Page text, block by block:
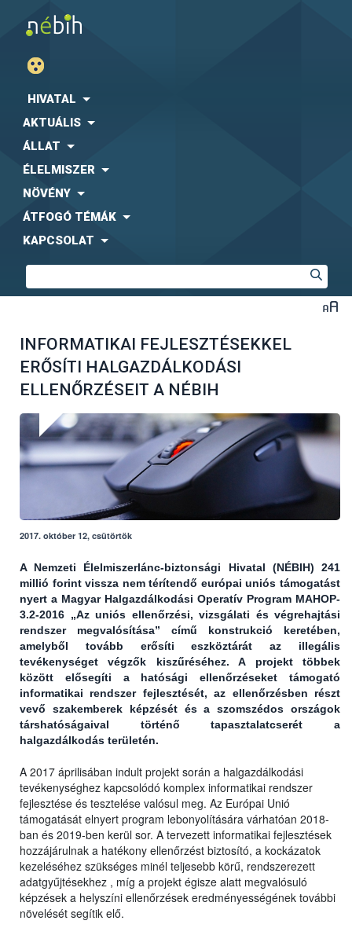
HIVATAL
AKTUÁLIS
ÁLLAT
ÉLELMISZER
NÖVÉNY
ÁTFOGÓ TÉMÁK
KAPCSOLAT
INFORMATIKAI FEJLESZTÉSEKKEL
ERŐSÍTI HALGAZDÁLKODÁSI
ELLENŐRZÉSEIT A NÉBIH
2017. október 12, csütörtök
A Nemzeti Élelmiszerlánc-biztonsági Hivatal (NÉBIH) 241
millió forint vissza nem térítendő európai uniós támogatást
nyert a Magyar Halgazdálkodási Operatív Program MAHOP-
3.2-2016 „Az uniós ellenőrzési, vizsgálati és végrehajtási
rendszer megvalósítása” című konstrukció keretében,
amelyből tovább erősíti eszköztárát az illegális
tevékenységet végzők kiszűréséhez. A projekt többek
között elősegíti a hatósági ellenőrzéseket támogató
informatikai rendszer fejlesztését, az ellenőrzésben részt
vevő szakemberek képzését és a szomszédos országok
társhatóságaival történő tapasztalatcserét a
halgazdálkodás területén.
A 2017 áprilisában indult projekt során a halgazdálkodási
tevékenységhez kapcsolódó komplex informatikai rendszer
fejlesztése és tesztelése valósul meg. Az Európai Unió
támogatását elnyert program lebonyolítására várhatóan 2018-
ban és 2019-ben kerül sor. A tervezett informatikai fejlesztések
hozzájárulnak a hatékony ellenőrzést biztosító, a kockázatok
kezeléséhez szükséges minél teljesebb körű, rendszerezett
adatgyűjtésekhez , míg a projekt égisze alatt megvalósuló
képzések a helyszíni ellenőrzések eredményességének további
növelését segítik elő.